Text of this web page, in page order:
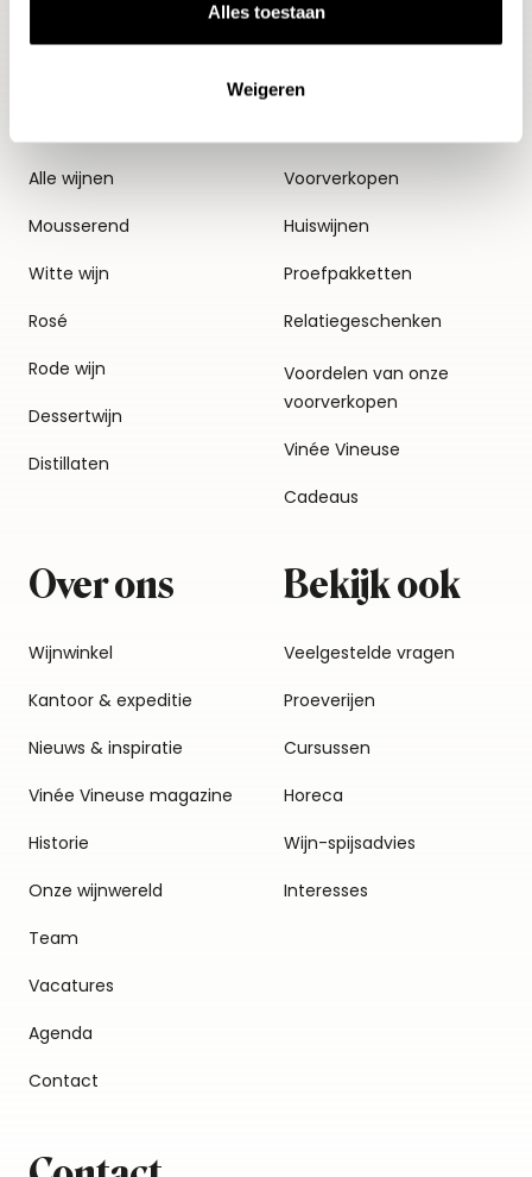
Alles toestaan
Weigeren
Alle wijnen
Mousserend
Witte wijn
Rosé
Rode wijn
Dessertwijn
Distillaten
Thema's
Voorverkopen
Huiswijnen
Proefpakketten
Relatiegeschenken
Voordelen van onze
voorverkopen
Vinée Vineuse
Cadeaus
Over ons
Wijnwinkel
Kantoor & expeditie
Nieuws & inspiratie
Vinée Vineuse magazine
Historie
Onze wijnwereld
Team
Vacatures
Agenda
Contact
Bekijk ook
Veelgestelde vragen
Proeverijen
Cursussen
Horeca
Wijn-spijsadvies
Interesses